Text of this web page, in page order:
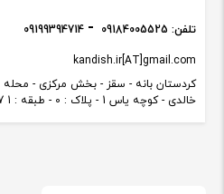
کردستان بانه - سقز - بخش مرکزی - محله
خالدی - کوچه یاس 1 - پلاک : 0 - طبقه : 1 08736248237 - 08736227961
kandish.ir[AT]gmail.com
تلفن: 09184005525
09199394714